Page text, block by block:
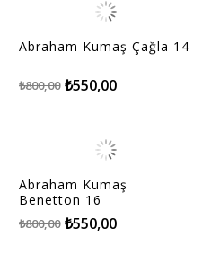
Abraham Kumaş Çağla 14
₺550,00
₺800,00
Abraham Kumaş
Benetton 16
₺550,00
₺800,00